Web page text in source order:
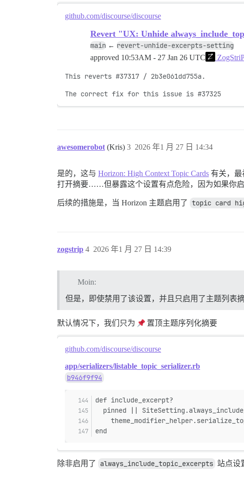
github.com/discourse/discourse
Revert "UX: Unhide
main ← revert-unhide-excerpts-setting
approved 10:53AM - 27 Jan 26 UTC
This reverts #37317 / 2b3e061dd755a.
The correct fix for this issue is #37325
awesomerobot (Kris) 2026 年1 月 27 日 14:34
3
是的，这与 Horizon: High Context Topic Cards 有关，最
打开摘要……但暴露这个设置有点危险，因为如果你
后续的措施是，当 Horizon 主题启用了 topic card
zogstrip 2026 年1 月 27 日 14:39
4
Moin:
但是，即使禁用了该设置，并且只启用了主题列表
默认情况下，我们只为 置顶主题序列化摘要
github.com/discourse/discourse
app/serializers/listable_topic_serializer.rb
b946f9f94
def include_excerpt?
pinned ||
end
除非启用了 always_include_topic_excerpts 站点设